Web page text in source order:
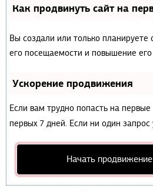
Как продвинуть сайт на
Вы создали или только планируете
его посещаемости и повышение
Ускорение продвижения
Если вам трудно попасть на
первых 7 дней. Если ни один
Начать